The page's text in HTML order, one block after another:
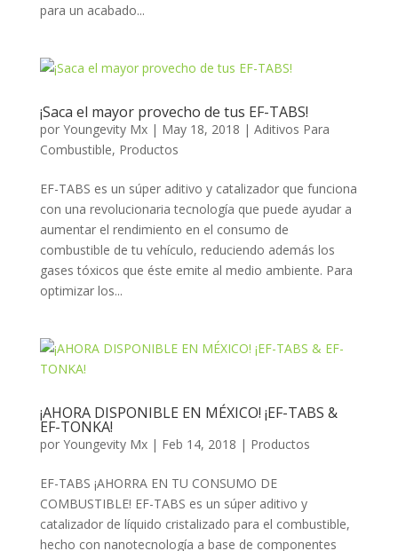
para un acabado...
¡Saca el mayor provecho de tus EF-TABS!
por Youngevity Mx| May 18, 2018 | Aditivos Para
Combustible, Productos
EF-TABS es un súper aditivo y catalizador que funciona
con una revolucionaria tecnología que puede ayudar a
aumentar el rendimiento en el consumo de
combustible de tu vehículo, reduciendo además los
gases tóxicos que éste emite al medio ambiente. Para
optimizar los...
¡AHORA DISPONIBLE EN MÉXICO! ¡EF-TABS &
EF-TONKA!
por Youngevity Mx| Feb 14, 2018 | Productos
EF-TABS ¡AHORRA EN TU CONSUMO DE
COMBUSTIBLE! EF-TABS es un súper aditivo y
catalizador de líquido cristalizado para el combustible,
hecho con nanotecnología a base de componentes